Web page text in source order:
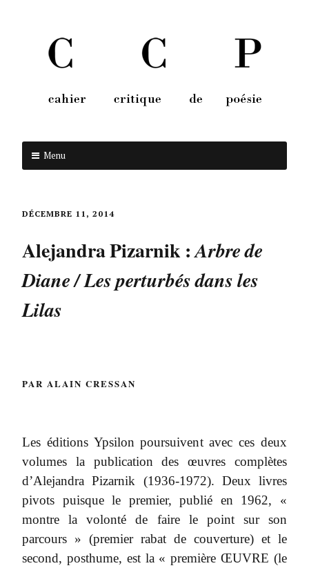
Menu
DÉCEMBRE 11, 2014
Alejandra Pizarnik :Arbre de
Diane / Les perturbés dans les
Lilas
PAR ALAIN CRESSAN
Les éditions Ypsilon poursuivent avec ces deux
volumes la publication des œuvres complètes
d’Alejandra Pizarnik (1936-1972). Deux livres
pivots puisque le premier, publié en 1962, «
montre la volonté de faire le point sur son
parcours » (premier rabat de couverture) et le
second, posthume, est la « première ŒUVRE (le